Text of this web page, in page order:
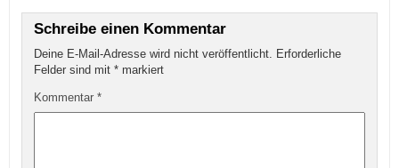
Schreibe einen Kommentar
Deine E-Mail-Adresse wird nicht veröffentlicht. Erforderliche
Felder sind mit *markiert
Kommentar *